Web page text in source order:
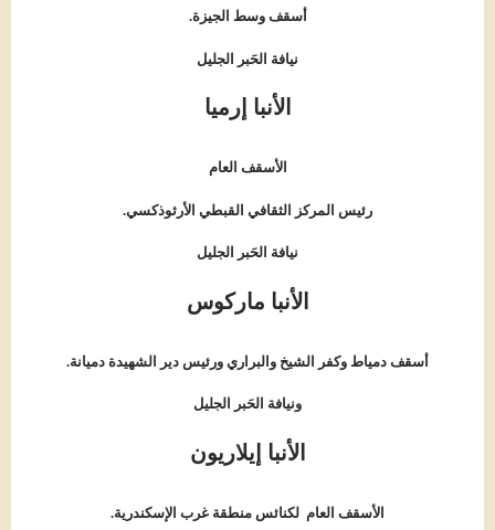
أسقف وسط الجيزة.
نيافة الحَبر الجليل
الأنبا إرميا
الأسقف العام
رئيس المركز الثقافي القبطي الأرثوذكسي.
نيافة الحَبر الجليل
الأنبا ماركوس
أسقف دمياط وكفر الشيخ والبراري ورئيس دير الشهيدة دميانة.
ونيافة الحَبر الجليل
الأنبا إيلاريون
الأسقف العام لكنائس منطقة غرب الإسكندرية.